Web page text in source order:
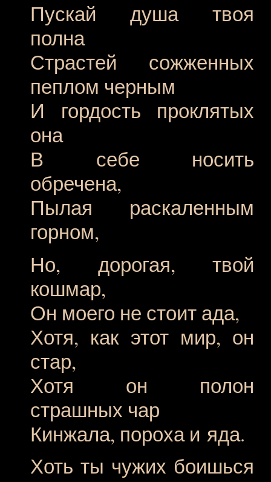
Пускай душа твоя
полна
Страстей сожженных
пеплом черным
И гордость проклятых
она
В себе носить
обречена,
Пылая раскаленным
горном,
Но, дорогая, твой
кошмар,
Он моего не стоит ада,
Хотя, как этот мир, он
стар,
Хотя он полон
страшных чар
Кинжала, пороха и яда.
Хоть ты чужих боишься